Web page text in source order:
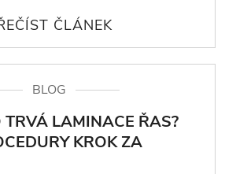
BLOG
TRVÁ LAMINACE ŘAS?
KROK ZA